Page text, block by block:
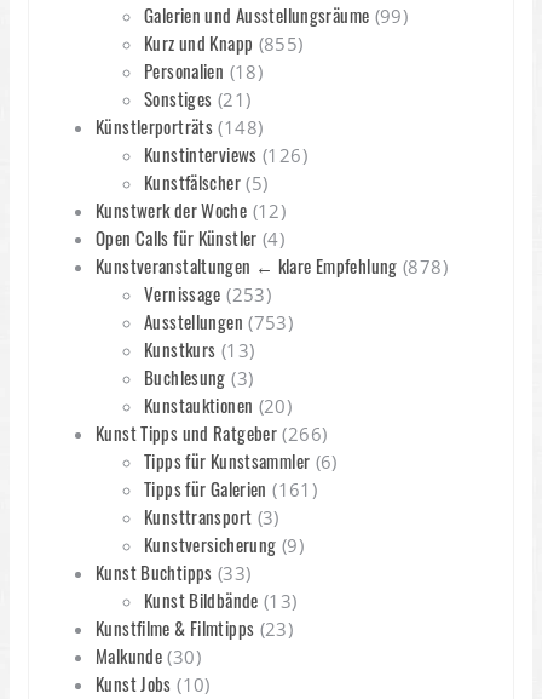
Galerien und Ausstellungsräume (99)
Kurz und Knapp (855)
Personalien (18)
Sonstiges (21)
Künstlerporträts (148)
Kunstinterviews (126)
Kunstfälscher(5)
Kunstwerk der Woche (12)
Open Calls für Künstler (4)
Kunstveranstaltungen ← klare Empfehlung (878)
Vernissage (253)
Ausstellungen (753)
Kunstkurs (13)
Buchlesung (3)
Kunstauktionen (20)
Kunst Tipps und Ratgeber (266)
Tipps für Kunstsammler (6)
Tipps für Galerien (161)
Kunsttransport (3)
Kunstversicherung (9)
Kunst Buchtipps (33)
Kunst Bildbände (13)
Kunstfilme & Filmtipps (23)
Malkunde (30)
Kunst Jobs (10)